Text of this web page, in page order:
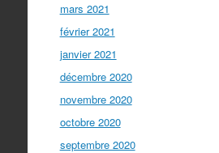
mars 2021
février 2021
janvier 2021
décembre 2020
novembre 2020
octobre 2020
septembre 2020